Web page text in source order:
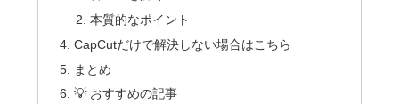
本質的なポイント
CapCutだけで解決しない場合はこちら
まとめ
💡 おすすめの記事